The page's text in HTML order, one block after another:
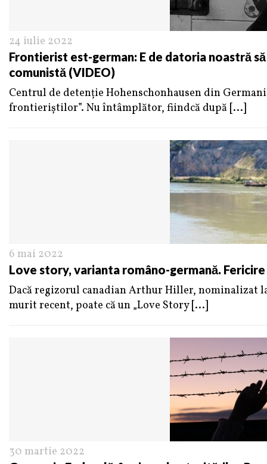
24 iulie 2022
Frontierist est-german: E de datoria noastră
comunistă (VIDEO)
Centrul de detenție Hohenschonhausen din
frontieriștilor”. Nu întâmplător, fiindcă după [...]
6 mai 2022
Love story, varianta româno-germană.
Dacă regizorul canadian Arthur Hiller, nominalizat
murit recent, poate că un „Love Story [...]
30 martie 2022